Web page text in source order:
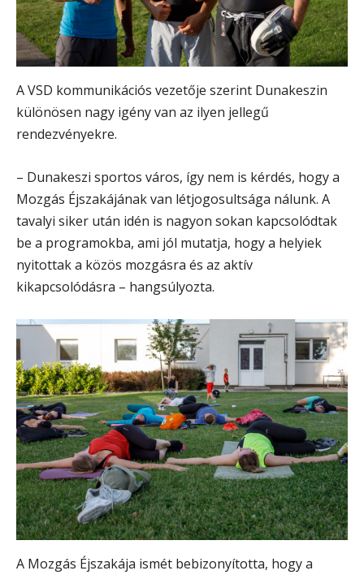
A VSD kommunikációs vezetője szerint Dunakeszin
különösen nagy igény van az ilyen jellegű
rendezvényekre.
– Dunakeszi sportos város, így nem is kérdés, hogy a
Mozgás Éjszakájának van létjogosultsága nálunk. A
tavalyi siker után idén is nagyon sokan kapcsolódtak
be a programokba, ami jól mutatja, hogy a helyiek
nyitottak a közös mozgásra és az aktív
kikapcsolódásra – hangsúlyozta.
A Mozgás Éjszakája ismét bebizonyította, hogy a